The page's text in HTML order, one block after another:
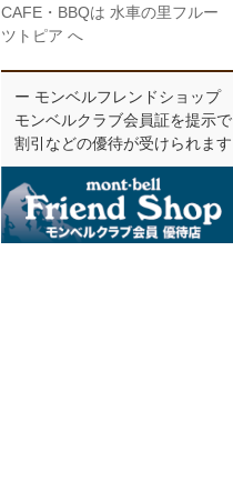
CAFE・BBQは 水車の里フルー
ツトピア へ
ー モンベルフレンドショップ
モンベルクラブ会員証を提示で
割引などの優待が受けられます